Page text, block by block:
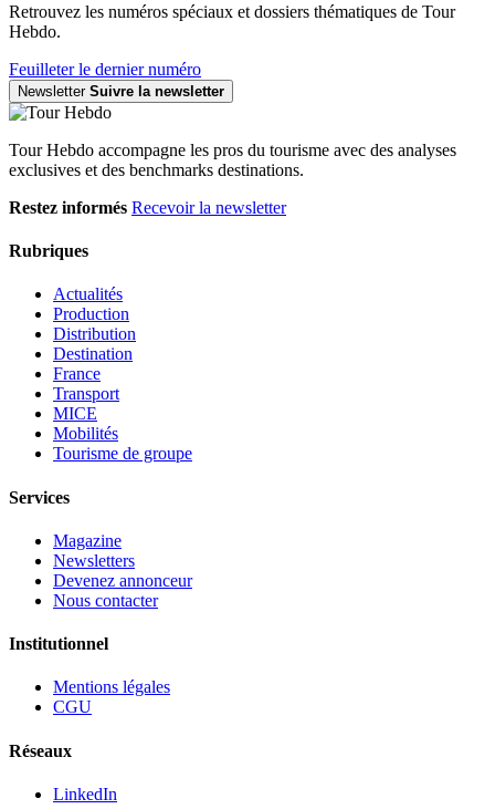
Retrouvez les numéros spéciaux et dossiers thématiques de Tour
Hebdo.
Feuilleter le dernier numéro
Newsletter Suivre la newsletter
Tour Hebdo accompagne les pros du tourisme avec des analyses
exclusives et des benchmarks destinations.
Restez informés Recevoir la newsletter
Rubriques
Actualités
Production
Distribution
Destination
France
Transport
MICE
Mobilités
Tourisme de groupe
Services
Magazine
Newsletters
Devenez annonceur
Nous contacter
Institutionnel
Mentions légales
CGU
Réseaux
LinkedIn